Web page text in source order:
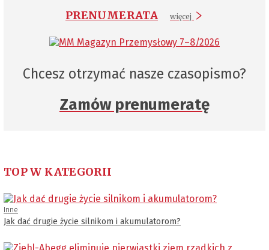
PRENUMERATA więcej
Chcesz otrzymać nasze czasopismo?
Zamów prenumeratę
TOP W KATEGORII
Inne
Jak dać drugie życie silnikom i akumulatorom?